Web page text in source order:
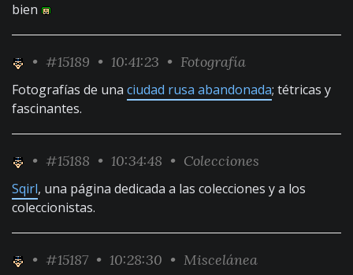
bien
• #15189 • 10:41:23 • Fotografía
Fotografías de una ciudad rusa abandonada; tétricas y
fascinantes.
• #15188 • 10:34:48 • Colecciones
Sqirl, una página dedicada a las colecciones y a los
coleccionistas.
• #15187 • 10:28:30 • Miscelánea